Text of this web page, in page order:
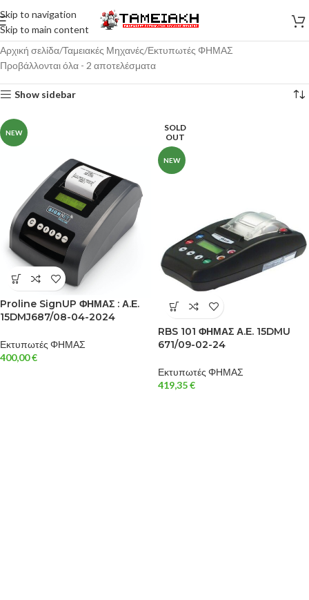
Skip to navigation
Skip to main content
Αρχική σελίδα Ταμειακές Μηχανές Εκτυπωτές ΦΗΜΑΣ
Προβάλλονται όλα - 2 αποτελέσματα
Show sidebar
NEW
Proline SignUP ΦΗΜΑΣ : Α.Ε.
15DMJ687/08-04-2024
Εκτυπωτές ΦΗΜΑΣ
400,00€
SOLD
OUT
NEW
RBS 101 ΦΗΜΑΣ Α.Ε. 15DMU
671/09-02-24
Εκτυπωτές ΦΗΜΑΣ
419,35€